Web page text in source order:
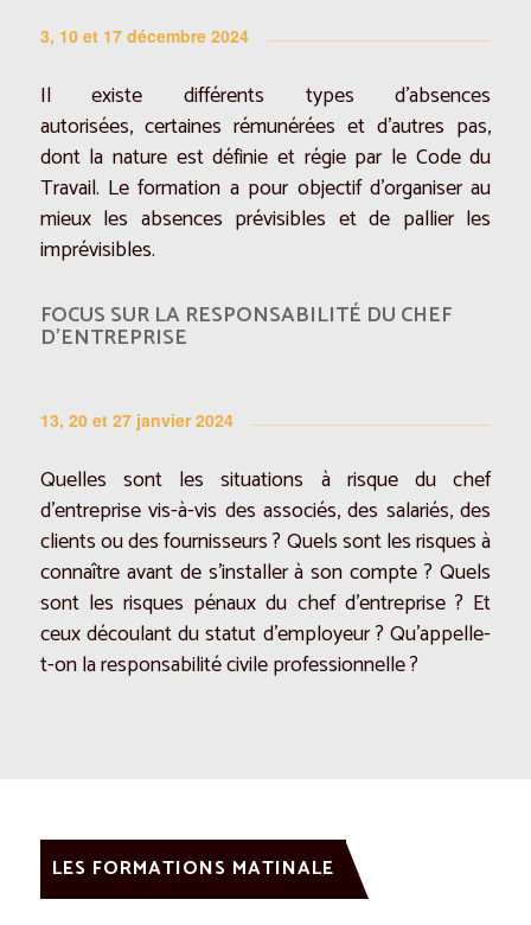
3, 10 et 17 décembre 2024
Il existe différents types d’absences
autorisées, certaines rémunérées et d’autres pas,
dont la nature est définie et régie par le Code du
Travail. Le formation a pour objectif d’organiser au
mieux les absences prévisibles et de pallier les
imprévisibles.
FOCUS SUR LA RESPONSABILITÉ DU CHEF
D’ENTREPRISE
13, 20 et 27 janvier 2024
Quelles sont les situations à risque du chef
d’entreprise vis-à-vis des associés, des salariés, des
clients ou des fournisseurs ? Quels sont les risques à
connaître avant de s’installer à son compte ? Quels
sont les risques pénaux du chef d’entreprise ? Et
ceux découlant du statut d’employeur ? Qu’appelle-
t-on la responsabilité civile professionnelle ?
LES FORMATIONS MATINALE